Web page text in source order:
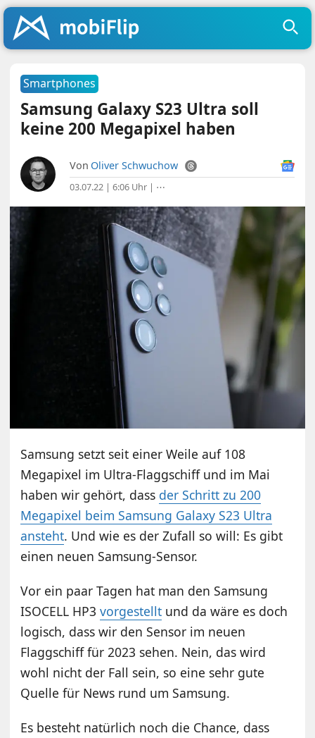
Smartphones
Samsung Galaxy S23 Ultra soll
keine 200 Megapixel haben
Von Oliver Schwuchow
03.07.22 | 6:06 Uhr | ⋯
Samsung setzt seit einer Weile auf 108
Megapixel im Ultra-Flaggschiff und im Mai
haben wir gehört, dass der Schritt zu 200
Megapixel beim Samsung Galaxy S23 Ultra
ansteht. Und wie es der Zufall so will: Es gibt
einen neuen Samsung-Sensor.
Vor ein paar Tagen hat man den Samsung
ISOCELL HP3vorgestellt und da wäre es doch
logisch, dass wir den Sensor im neuen
Flaggschiff für 2023 sehen. Nein, das wird
wohl nicht der Fall sein, so eine sehr gute
Quelle für News rund um Samsung.
Es besteht natürlich noch die Chance, dass